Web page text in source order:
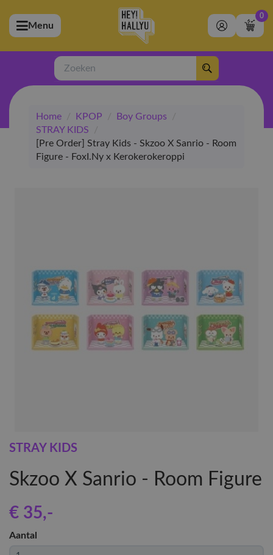
(Artiesten)
(Merchandise)
(Exclusive)
(Winkel)
Menu
0
Zoeken
Home / KPOP / Boy Groups
/
STRAY KIDS
/
[Pre Order] Stray Kids - Skzoo X Sanrio - Room
Figure - FoxI.Ny x Kerokerokeroppi
STRAY KIDS
Skzoo X Sanrio - Room Figure
€ 35,-
Aantal